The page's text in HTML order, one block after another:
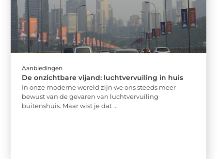
Aanbiedingen
De onzichtbare vijand: luchtvervuiling in huis
In onze moderne wereld zijn we ons steeds meer
bewust van de gevaren van luchtvervuiling
buitenshuis. Maar wist je dat ...